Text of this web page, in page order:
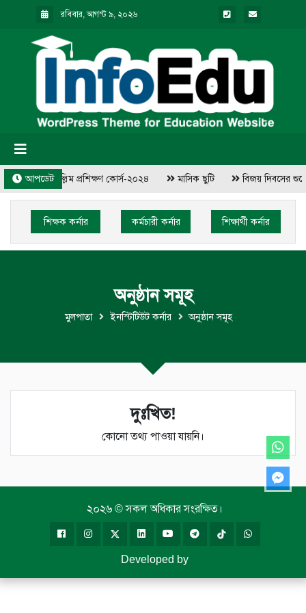
রবিবার, আগস্ট ৯, ২০২৬
আপডেট
১ দিন ব্যাপি মুয়াল্লিম প্রশিক্ষণ কোর্স-২০২৪ মাসিক ছুটি বিজয় দিবসের
শিক্ষক কর্নার কর্মচারী কর্নার শিক্ষার্থী কর্নার
অনুষ্ঠান সমূহ
মুলপাতা ইনস্টিটিউট কর্নার অনুষ্ঠান সমূহ
দুঃখিত!
কোনো তথ্য পাওয়া যায়নি।
২০২৬ © সকল অধিকার সংরক্ষিত।
Developed by